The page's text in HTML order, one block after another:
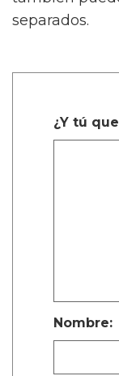
separados.
¿Y tú
Nombre: